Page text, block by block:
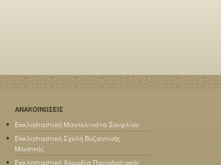
ΑΝΑΚΟΙΝΩΣΕΙΣ
Εκκλησιαστική Μαντολινάτα Σουφλίου
Εκκλησιαστική Σχολή Βυζαντινής
Μουσικής
Εκκλησιαστική Χορωδία Παραδοσιακής